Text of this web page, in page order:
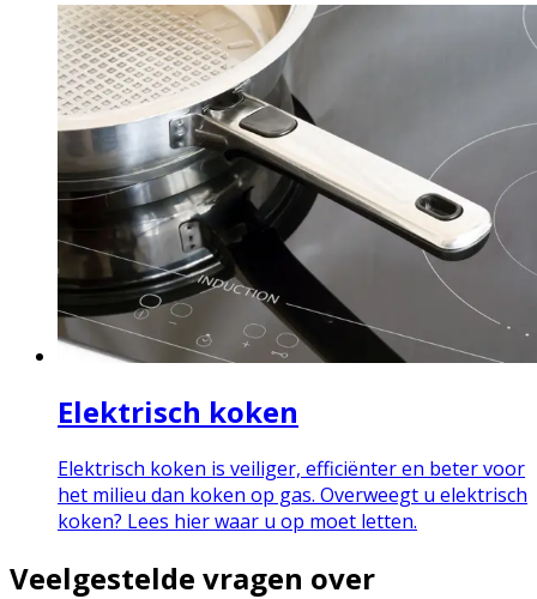
Elektrisch koken
Elektrisch koken is veiliger, efficiënter en beter voor
het milieu dan koken op gas. Overweegt u elektrisch
koken? Lees hier waar u op moet letten.
Veelgestelde vragen over